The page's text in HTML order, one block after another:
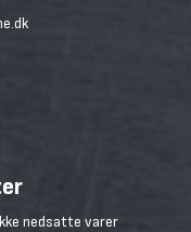
nedsatte varer